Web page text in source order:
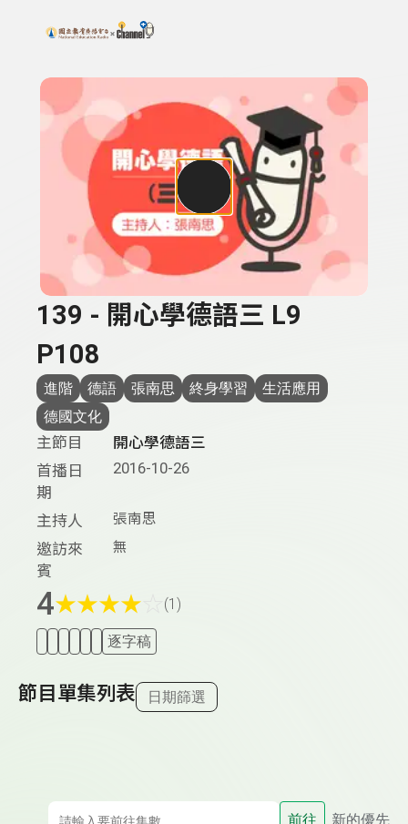
上方功能區塊
搜尋關鍵字：可輸入節目名稱、主持人或關鍵字
139 - 開心學德語三 L9
P108
進階 德語 張南思 終身學習
生活應用
德國文化
主節目
開心學德語三
首播日
期
2016-10-26
主持人 張南思
邀訪來
賓
無
4★★★★ (1)
逐字稿
節目單集列表 日期篩選
前往 新的優先